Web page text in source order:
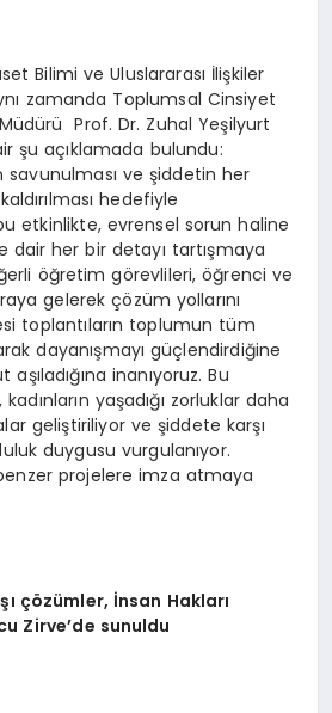
Bilimi ve Uluslararası İlişkiler
zamanda Toplumsal Cinsiyet
Prof. Dr. Zuhal Yeşilyurt
şu açıklamada bulundu:
savunulması ve şiddetin her
hedefiyle
etkinlikte, evrensel sorun haline
dair her bir detayı tartışmaya
öğretim görevlileri, öğrenci ve
gelerek çözüm yollarını
toplantıların toplumun tüm
dayanışmayı güçlendirdiğine
inanıyoruz. Bu
yaşadığı zorluklar daha
geliştiriliyor ve şiddete karşı
duygusu vurgulanıyor.
projelere imza atmaya
çözümler, İnsan Hakları
Zirve’de sunuldu